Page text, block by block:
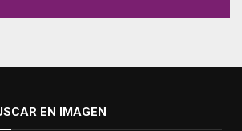
EN IMAGEN